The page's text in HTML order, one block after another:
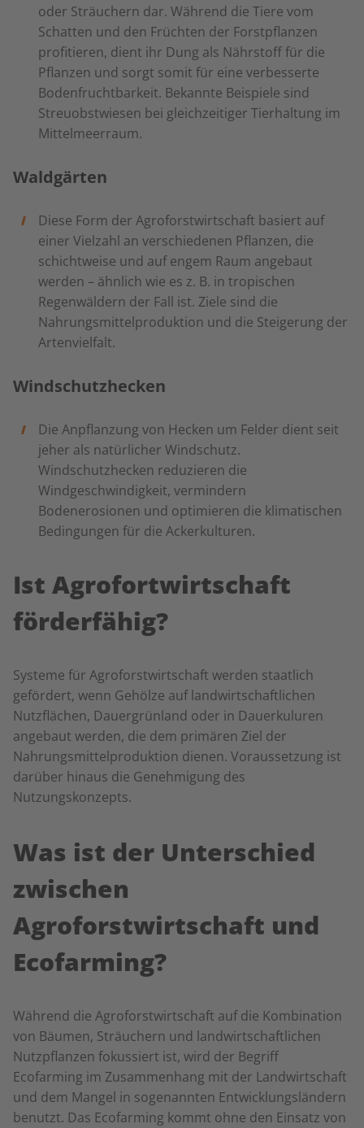
oder Sträuchern dar. Während die Tiere vom
Schatten und den Früchten der Forstpflanzen
profitieren, dient ihr Dung als Nährstoff für die
Pflanzen und sorgt somit für eine verbesserte
Bodenfruchtbarkeit. Bekannte Beispiele sind
Streuobstwiesen bei gleichzeitiger Tierhaltung im
Mittelmeerraum.
Waldgärten
Diese Form der Agroforstwirtschaft basiert auf
einer Vielzahl an verschiedenen Pflanzen, die
schichtweise und auf engem Raum angebaut
werden – ähnlich wie es z. B. in tropischen
Regenwäldern der Fall ist. Ziele sind die
Nahrungsmittelproduktion und die Steigerung der
Artenvielfalt.
Windschutzhecken
Die Anpflanzung von Hecken um Felder dient seit
jeher als natürlicher Windschutz.
Windschutzhecken reduzieren die
Windgeschwindigkeit, vermindern
Bodenerosionen und optimieren die klimatischen
Bedingungen für die Ackerkulturen.
Ist Agrofortwirtschaft
förderfähig?
Systeme für Agroforstwirtschaft werden staatlich
gefördert, wenn Gehölze auf landwirtschaftlichen
Nutzflächen, Dauergrünland oder in Dauerkuluren
angebaut werden, die dem primären Ziel der
Nahrungsmittelproduktion dienen. Voraussetzung ist
darüber hinaus die Genehmigung des
Nutzungskonzepts.
Was ist der Unterschied
zwischen
Agroforstwirtschaft und
Ecofarming?
Während die Agroforstwirtschaft auf die Kombination
von Bäumen, Sträuchern und landwirtschaftlichen
Nutzpflanzen fokussiert ist, wird der Begriff
Ecofarming im Zusammenhang mit der Landwirtschaft
und dem Mangel in sogenannten Entwicklungsländern
benutzt. Das Ecofarming kommt ohne den Einsatz von